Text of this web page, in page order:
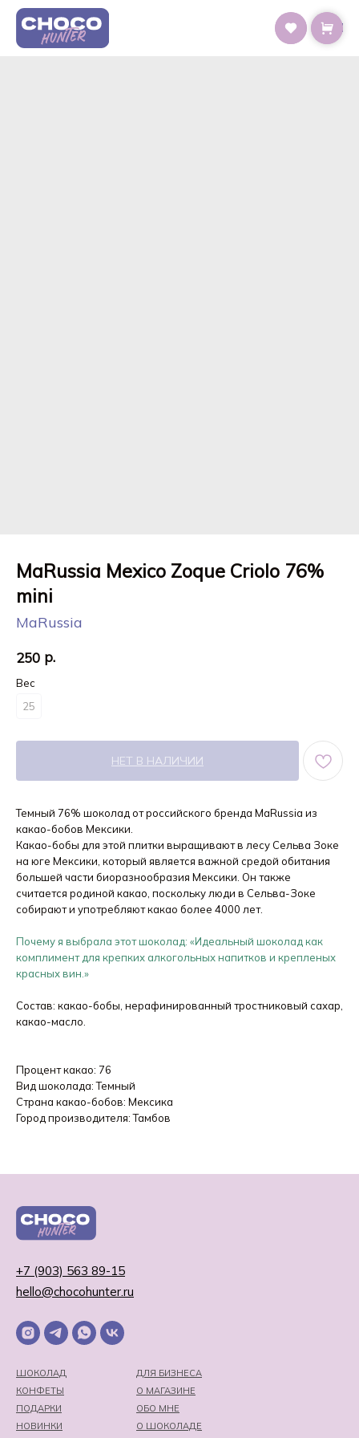
MaRussia Mexico Zoque Criolo 76%
mini
MaRussia
250 р.
Вес
25
НЕТ В НАЛИЧИИ
Темный 76% шоколад от российского бренда MaRussia из
какао-бобов Мексики.
Какао-бобы для этой плитки выращивают в лесу Сельва Зоке
на юге Мексики, который является важной средой обитания
большей части биоразнообразия Мексики. Он также
считается родиной какао, поскольку люди в Сельва-Зоке
собирают и употребляют какао более 4000 лет.
Почему я выбрала этот шоколад: «Идеальный шоколад как
комплимент для крепких алкогольных напитков и крепленых
красных вин.»
Состав: какао-бобы, нерафинированный тростниковый сахар,
какао-масло.
Процент какао: 76
Вид шоколада: Темный
Страна какао-бобов: Мексика
Город производителя: Тамбов
ДЛЯ БИЗНЕСА
ШОКОЛАД
+7 (903) 563 89-15
О МАГАЗИНЕ
КОНФЕТЫ
О ШОКОЛАДЕ
НОВИНКИ
hello@chocohunter.ru
ОБО МНЕ
ПОДАРКИ